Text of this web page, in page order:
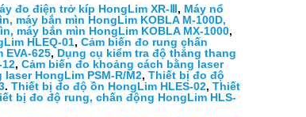
đo điện trở kíp HongLim XR-Ⅲ, Máy nổ
máy bắn mìn HongLim KOBLA M-100D,
máy bắn mìn HongLim KOBLA MX-1000,
HLEQ-01, Cảm biến đo rung chấn
625, Dụng cụ kiểm tra độ thẳng thang
, Cảm biến đo khoảng cách bằng laser
HongLim PSM-R/M2, Thiết bị đo độ
. Thiết bị đo độ ồn HongLim HLES-02, Thiết
bị đo độ rung, chấn động HongLim HLS-